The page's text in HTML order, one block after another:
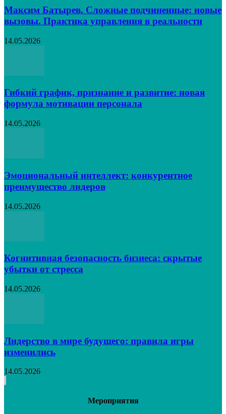
Максим Батырев. Сложные подчиненные: новые
вызовы. Практика управления в реальности
14.05.2026
Гибкий график, признание и развитие: новая
формула мотивации персонала
14.05.2026
Эмоциональный интеллект: конкурентное
преимущество лидеров
14.05.2026
Когнитивная безопасность бизнеса: скрытые
убытки от стресса
14.05.2026
Лидерство в мире будущего: правила игры
изменились
14.05.2026
Мероприятия